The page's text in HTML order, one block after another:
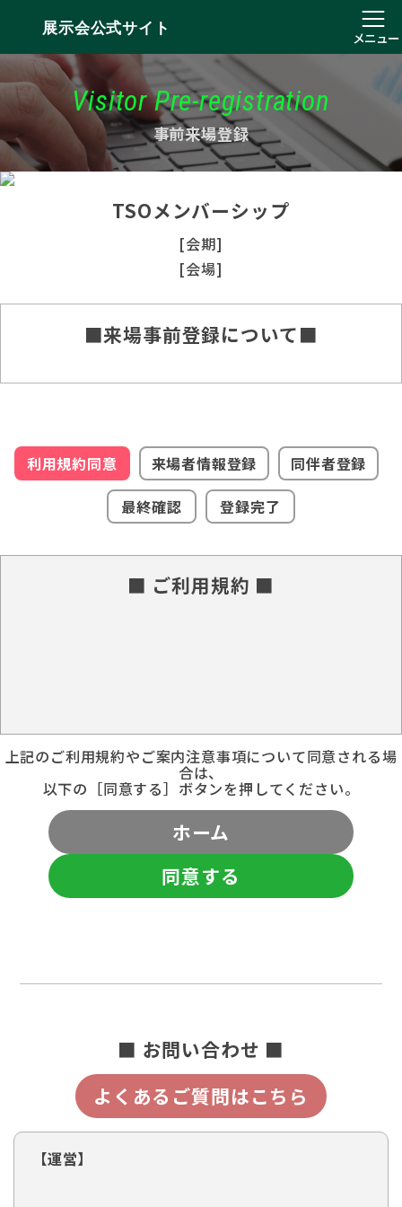
展示会公式サイト
メニュー
Visitor Pre-registration
事前来場登録
TSOメンバーシップ
[会期]
[会場]
■来場事前登録について■
利用規約同意 来場者情報登録
同伴者登録
最終確認
登録完了
■ ご利用規約 ■
上記のご利用規約やご案内注意事項について同意される場
合は、
以下の［同意する］ボタンを押してください。
ホーム
同意する
■ お問い合わせ ■
よくあるご質問はこちら
【運営】